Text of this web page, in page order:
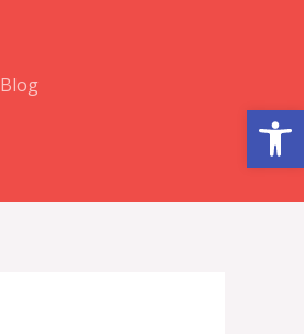
Abrir barra de herramientas
Blog